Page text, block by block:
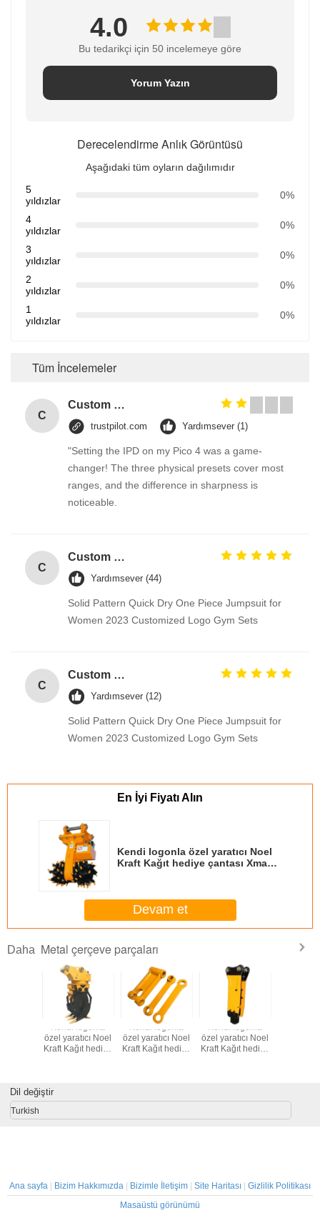
4.0
Bu tedarikçi için 50 incelemeye göre
Yorum Yazın
Derecelendirme Anlık Görüntüsü
Aşağıdaki tüm oyların dağılımıdır
5
yıldızlar
0%
4
yıldızlar
0%
3
yıldızlar
0%
2
yıldızlar
0%
1
yıldızlar
0%
Tüm İncelemeler
C
Custom Creative Goodie Christmas Kraft Paper Gift Bag with Your Own Logo for Xmas Decorative Party
trustpilot.com Yardımsever (1)
"Setting the IPD on my Pico 4 was a game-
changer! The three physical presets cover most
ranges, and the difference in sharpness is
noticeable.
C
Custom Creative Goodie Christmas Kraft Paper Gift Bag with Your Own Logo for Xmas Decorative Party
Yardımsever (44)
Solid Pattern Quick Dry One Piece Jumpsuit for
Women 2023 Customized Logo Gym Sets
C
Custom Creative Goodie Christmas Kraft Paper Gift Bag with Your Own Logo for Xmas Decorative Party
Yardımsever (12)
Solid Pattern Quick Dry One Piece Jumpsuit for
Women 2023 Customized Logo Gym Sets
En İyi Fiyatı Alın
Kendi logonla özel yaratıcı Noel
Kraft Kağıt hediye çantası Xmas
Devam et
Daha Metal çerçeve parçaları
Kendi logonla
özel yaratıcı Noel
Kraft Kağıt hediye
Kendi logonla
özel yaratıcı Noel
Kraft Kağıt hediye
Kendi logonla
özel yaratıcı Noel
Kraft Kağıt hediye
Dil değiştir
Turkish
Ana sayfa | Bizim Hakkımızda | Bizimle İletişim | Site Haritası | Gizlilik Politikası
Masaüstü görünümü